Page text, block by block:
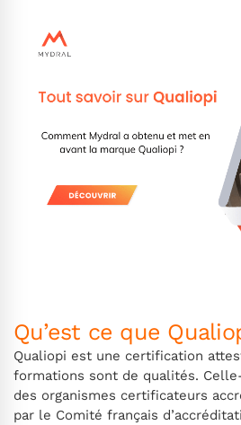
Qu’est ce que
Qualiopi est une certification
formations sont de qualités.
des organismes certificateurs
par le Comité français